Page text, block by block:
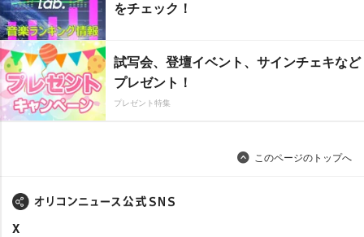
をチェック！
試写会、登壇イベント、サインチェキなど
プレゼント！
プレゼント特集
このページのトップへ
X